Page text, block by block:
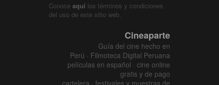
Conoce aquí los términos y condiciones
del uso de este sitio web.
Cineaparte
Guía del cine hecho en
Perú · Filmoteca Digital Peruana
películas en español · cine online
gratis y de pago